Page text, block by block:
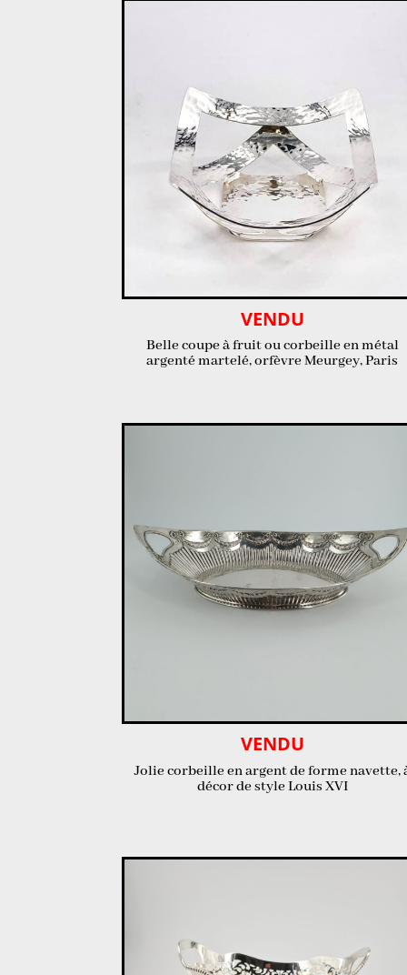
VENDU
Belle coupe à fruit ou corbeille en métal
argenté martelé, orfèvre Meurgey, Paris
VENDU
Jolie corbeille en argent de forme navette,
décor de style Louis XVI